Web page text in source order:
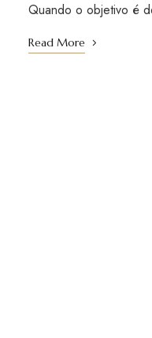
Quando o objetivo é
Read More